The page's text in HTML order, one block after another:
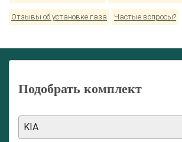
Отзывы об установке газа Частые вопросы?
Подобрать комплект
KIA